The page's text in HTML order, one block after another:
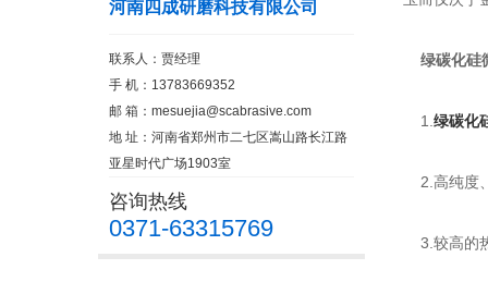
河南四成研磨科技有限公司
联系人：贾经理
手 机：13783669352
邮 箱： mesuejia@scabrasive.com
地 址：河南省郑州市二七区嵩山路长江路
亚星时代广场1903室
咨询热线
0371-63315769
绿碳化硅
1. 绿碳化
2.高纯度
3.较高的